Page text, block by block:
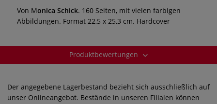
Von Monica Schick. 160 Seiten, mit vielen farbigen
Abbildungen. Format 22,5 x 25,3 cm. Hardcover
Produktbewertungen
Der angegebene Lagerbestand bezieht sich ausschließlich auf
unser Onlineangebot. Bestände in unseren Filialen können